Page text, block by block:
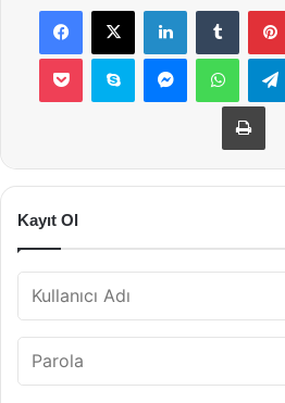
Facebook
X LinkedInTumblr
Pocket Skype Messenger
Kayıt Ol